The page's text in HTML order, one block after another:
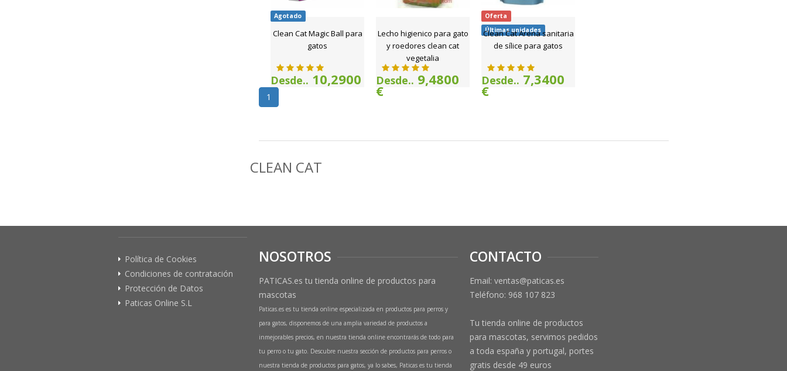
Agotado
Clean Cat Magic Ball para
gatos
Desde.. 10,2900
€
Lecho higienico para gato
y roedores clean cat
vegetalia
Desde.. 9,4800
€
Oferta
Últimas unidades
Clean Cat Arena sanitaria
de sílice para gatos
Desde.. 7,3400
€
1
CLEAN CAT
Política de Cookies
Condiciones de contratación
Protección de Datos
Paticas Online S.L
NOSOTROS
PATICAS.es tu tienda online de productos para
mascotas
Paticas.es es tu tienda online especializada en productos para perros y
para gatos, disponemos de una amplia variedad de productos a
inmejorables precios, en nuestra tienda online encontrarás de todo para
tu perro o tu gato. Descubre nuestra sección de productos para perros o
nuestra tienda de productos para gatos, ya lo sabes, Paticas es tu tienda
CONTACTO
Email: ventas@paticas.es
Teléfono: 968 107 823
Tu tienda online de productos
para mascotas, servimos pedidos
a toda españa y portugal, portes
gratis desde 49 euros